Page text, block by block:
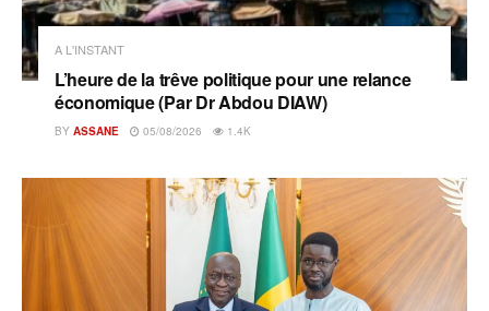
A L'INSTANT
L’heure de la trêve politique pour une relance
économique (Par Dr Abdou DIAW)
BY ASSANE 05/08/2026 1.4K